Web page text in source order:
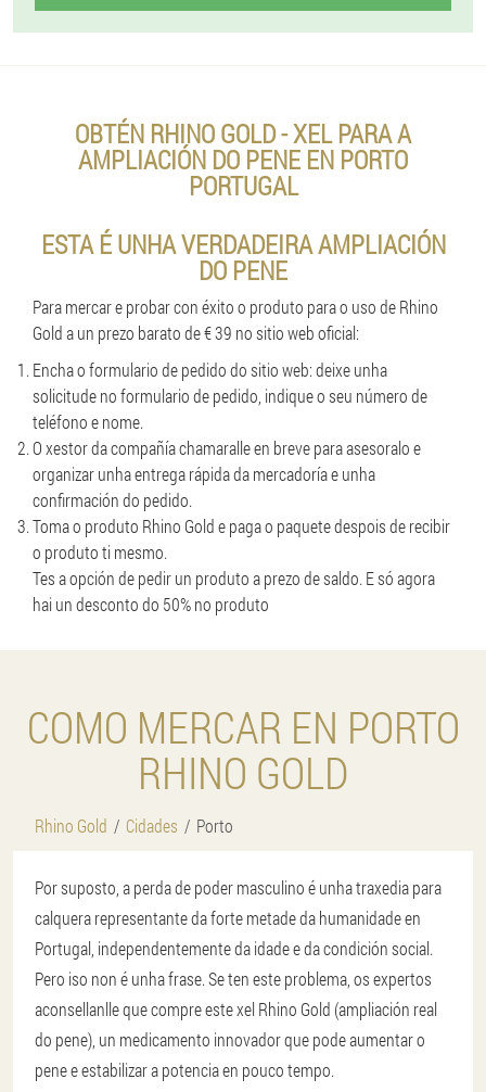
OBTÉN RHINO GOLD - XEL PARA A
AMPLIACIÓN DO PENE EN PORTO
PORTUGAL
ESTA É UNHA VERDADEIRA AMPLIACIÓN
DO PENE
Para mercar e probar con éxito o produto para o uso de Rhino
Gold a un prezo barato de € 39 no sitio web oficial:
Encha o formulario de pedido do sitio web: deixe unha
solicitude no formulario de pedido, indique o seu número de
teléfono e nome.
O xestor da compañía chamaralle en breve para asesoralo e
organizar unha entrega rápida da mercadoría e unha
confirmación do pedido.
Toma o produto Rhino Gold e paga o paquete despois de recibir
o produto ti mesmo.
Tes a opción de pedir un produto a prezo de saldo. E só agora
hai un desconto do 50% no produto
COMO MERCAR EN PORTO
RHINO GOLD
Rhino Gold Cidades Porto
Por suposto, a perda de poder masculino é unha traxedia para
calquera representante da forte metade da humanidade en
Portugal, independentemente da idade e da condición social.
Pero iso non é unha frase. Se ten este problema, os expertos
aconsellanlle que compre este xel Rhino Gold (ampliación real
do pene), un medicamento innovador que pode aumentar o
pene e estabilizar a potencia en pouco tempo.